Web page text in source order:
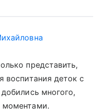
представить,
воспитания деток с
многого,
моментами.